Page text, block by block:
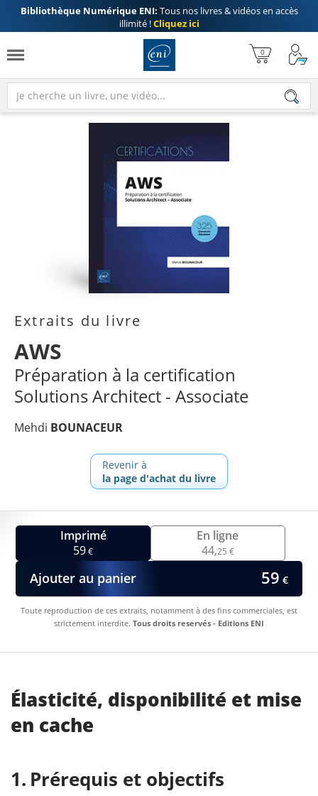
Bibliothèque Numérique ENI: Tous nos livres & vidéos en accès
illimité !Cliquez ici
Extraits du livre
AWS
Préparation à la certification
Solutions Architect - Associate
Mehdi BOUNACEUR
Revenir à
la page d'achat du livre
Imprimé
59€
En ligne
44,25 €
Ajouter au panier 59 €
Toute reproduction de ces extraits, notamment à des fins commerciales, est
strictement interdite. Tous droits reservés - Editions ENI
Élasticité, disponibilité et mise
en cache
Prérequis et objectifs